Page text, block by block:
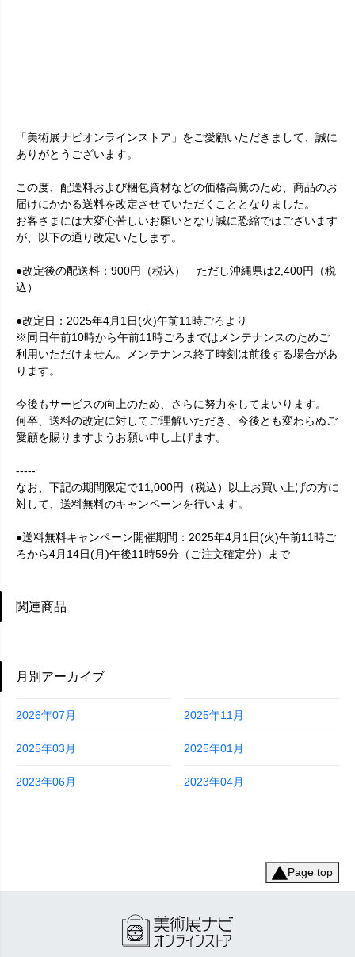
「美術展ナビオンラインストア」をご愛顧いただきまして、誠に
ありがとうございます。
この度、配送料および梱包資材などの価格高騰のため、商品のお
届けにかかる送料を改定させていただくこととなりました。
お客さまには大変心苦しいお願いとなり誠に恐縮ではございます
が、以下の通り改定いたします。
●改定後の配送料：900円（税込） ただし沖縄県は2,400円（税
込）
●改定日：2025年4月1日(火)午前11時ごろより
※同日午前10時から午前11時ごろまではメンテナンスのためご
利用いただけません。メンテナンス終了時刻は前後する場合があ
ります。
今後もサービスの向上のため、さらに努力をしてまいります。
何卒、送料の改定に対してご理解いただき、今後とも変わらぬご
愛顧を賜りますようお願い申し上げます。
-----
なお、下記の期間限定で11,000円（税込）以上お買い上げの方に
対して、送料無料のキャンペーンを行います。
●送料無料キャンペーン開催期間：2025年4月1日(火)午前11時ご
ろから4月14日(月)午後11時59分（ご注文確定分）まで
関連商品
月別アーカイブ
2026年07月 2025年11月
2025年03月 2025年01月
2023年06月 2023年04月
Page top